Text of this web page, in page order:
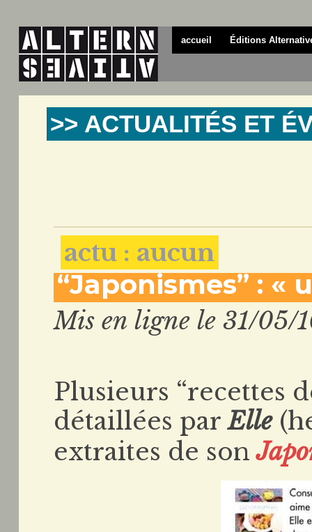
accueil Éditions
>> ACTUALITÉS ET
actu : aucun
“Japonismes” : «
Mis en ligne le 31/05/
Plusieurs “recettes
détaillées parElle
extraites de son